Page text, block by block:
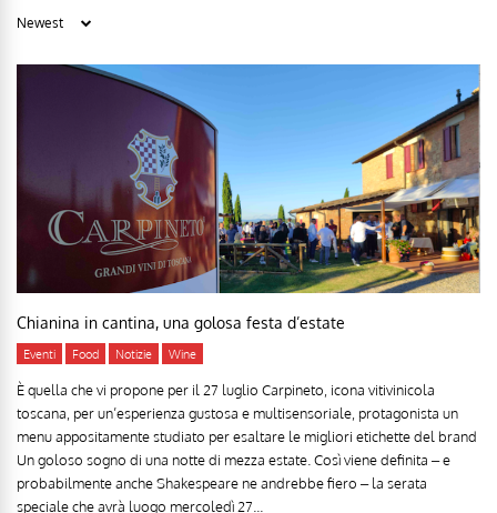
Chianina in cantina, una golosa festa d’estate
Eventi Food Notizie Wine
È quella che vi propone per il 27 luglio Carpineto, icona vitivinicola
toscana, per un’esperienza gustosa e multisensoriale, protagonista un
menu appositamente studiato per esaltare le migliori etichette del brand
Un goloso sogno di una notte di mezza estate. Così viene definita – e
probabilmente anche Shakespeare ne andrebbe fiero – la serata
speciale che avrà luogo mercoledì 27...